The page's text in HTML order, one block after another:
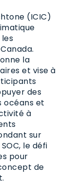
(ICIC)
la
et vise à
des
océans et
à
sur
le défi
pour
de